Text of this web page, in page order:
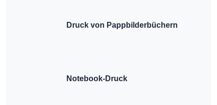
Druck von Pappbilderbüchern
Notebook-Druck